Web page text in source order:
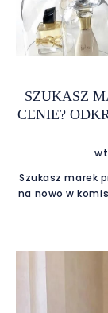
SZUKASZ
CENIE?
Szukasz marek
na nowo w
Chanel,
markowy
premium, ale
dla Ciebie
Warszawy (i